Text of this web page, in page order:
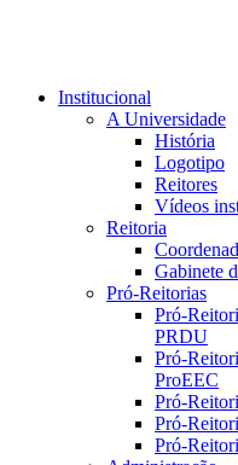
Institucional
A Universidade
História
Logotipo
Reitores
Vídeos
Reitoria
Gabinete
Pró-Reitorias
Pró-
PRDU
Pró-
ProEEC
Pró-
Pró-
Pró-